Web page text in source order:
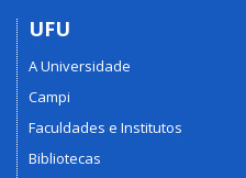
UFU
A Universidade
Campi
Faculdades e Institutos
Bibliotecas